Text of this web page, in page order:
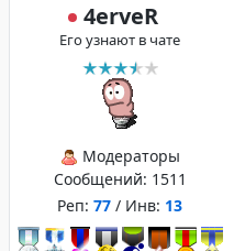
4erveR
Его узнают в чате
Модераторы
Сообщений: 1511
Реп: 77 / Инв: 13